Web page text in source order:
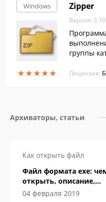
Windows
★★★★★
★★★★★
Zipper
Версия:
группы
ее
Лицензия:
Архиваторы, статьи
Как открыть файл
Файл формата exe:
открыть, описание,
особенности
04 февраля 2019